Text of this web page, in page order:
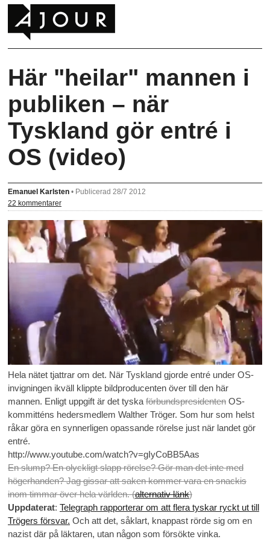
Här "heilar" mannen i
publiken – när
Tyskland gör entré i
OS (video)
Emanuel Karlsten • Publicerad 28/7 2012
22 kommentarer
Hela nätet tjattrar om det. När Tyskland gjorde entré under OS-
invigningen ikväll klippte bildproducenten över till den här
mannen. Enligt uppgift är det tyska förbundspresidenten OS-
kommitténs hedersmedlem Walther Tröger. Som hur som helst
råkar göra en synnerligen opassande rörelse just när landet gör
entré.
http://www.youtube.com/watch?v=gIyCoBB5Aas
En slump? En olyckligt slapp rörelse? Gör man det inte med
högerhanden? Jag gissar att saken kommer vara en snackis
inom timmar över hela världen. (alternativ länk)
Uppdaterat: Telegraph rapporterar om att flera tyskar ryckt ut till
Trögers försvar. Och att det, såklart, knappast rörde sig om en
nazist där på läktaren, utan någon som försökte vinka.